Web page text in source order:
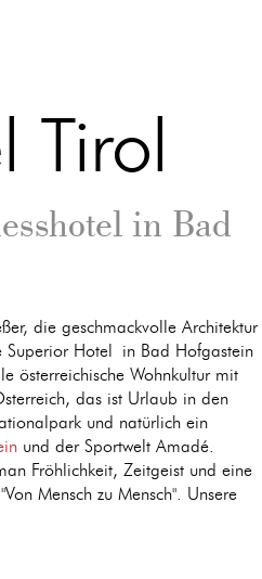
Tirol
in Bad
die geschmackvolle Architektur
Superior Hotel in Bad Hofgastein
österreichische Wohnkultur mit
das ist Urlaub in den
und natürlich ein
und der Sportwelt Amadé.
Fröhlichkeit, Zeitgeist und eine
Mensch zu Mensch". Unsere